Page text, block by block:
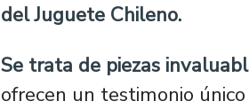
del Juguete Chileno.
Se trata de piezas
ofrecen un testimonio